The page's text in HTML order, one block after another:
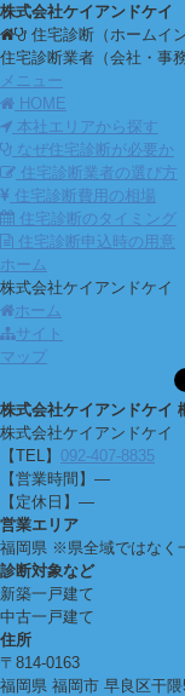
株式会社ケイアンドケイ
住宅診断（ホームイ
住宅診断業者（会社・事
メニュー
HOME
本社エリアから探す
なぜ住宅診断が必要か
住宅診断業者の選び方
住宅診断費用の相場
住宅診断のタイミング
住宅診断申込時の用意
ホーム
株式会社ケイアンドケイ
ホーム
サイト
マップ
株式会社ケイアンドケイ
株式会社ケイアンドケイ
【TEL】 092-407-8835
【営業時間】 ―
【定休日】―
営業エリア
福岡県 ※県全域ではなく
診断対象など
新築一戸建て
中古一戸建て
住所
〒 814-0163
福岡県 福岡市 早良区干隈